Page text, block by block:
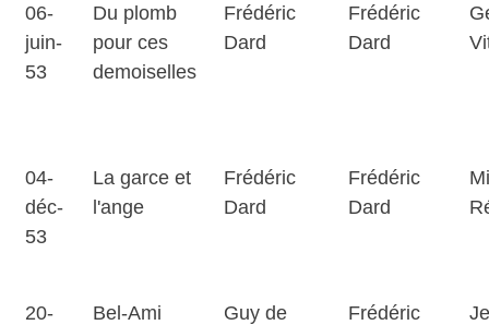
06-
juin-
53
Du plomb
pour ces
demoiselles
Frédéric
Dard
Frédéric
Dard
04-
déc-
53
La garce et
l'ange
Frédéric
Dard
Frédéric
Dard
20-
Bel-Ami
Guy de
Frédéric